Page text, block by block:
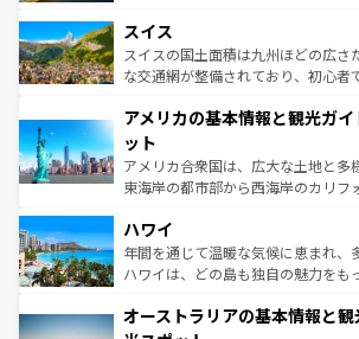
を参照してほしい。
は、お酒好きな人にはぜひ体験してほしい。 な
ドイツ情報はコンテンツ一覧を参照
リアごとに異なる魅力がある。また
ティー、ビール好きにはたまらない
戦など、本場だからこそできる体験
ンツ一覧を参照してほしい。
スイス
スイスの国土面積は九州ほどの広さ
な交通網が整備されており、初心者
の建物がそのまま残る町や、スイス
博物館もあり、アルプス観光だけで
ことができる。国民の所得が高いた
者向けの交通パス提供のサービスも
着のスイス情報は
アメリカの基本情報と観光ガ
ット
アメリカ合衆国は、広大な土地と多
東海岸の都市部から西海岸のカリフ
のような巨大都市は、観光、ショッ
ンメントが詰まった刺激的なスポッ
西部には大自然が広がり、グランド
部のニューオーリンズでは、音楽と
ハワイ
年間を通じて温暖な気候に恵まれ、
ハワイは、どの島も独自の魅力をも
ワイ島は見逃せない。また、定番の
オーストラリアの基本情報と